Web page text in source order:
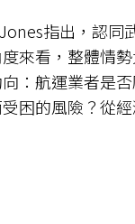
指出，認
來看，整體情
：航運業者是
困的風險？從